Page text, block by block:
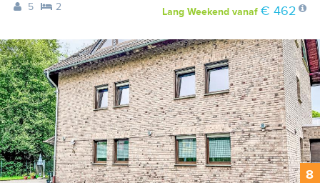
5
2 Lang Weekendvanaf € 462
8